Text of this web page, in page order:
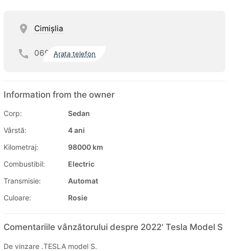
Cimişlia
069 Arata telefon
Information from the owner
Corp:
Sedan
Vârstă:
4 ani
Kilometraj:
98000 km
Combustibil:
Electric
Transmisie:
Automat
Culoare:
Rosie
Comentariile vânzătorului despre 2022' Tesla Model S
De vinzare .TESLA model S.